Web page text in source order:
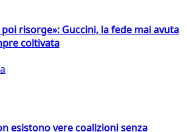
risorge»: Guccini, la fede mai avuta
coltivata
esistono vere coalizioni senza